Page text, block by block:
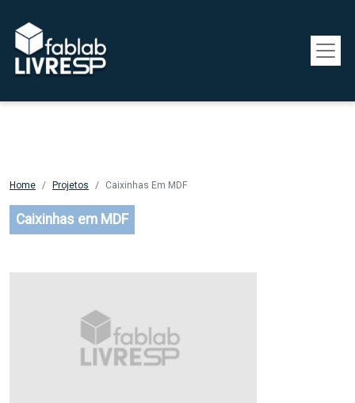
Home Projetos Caixinhas Em MDF
Caixinhas em MDF